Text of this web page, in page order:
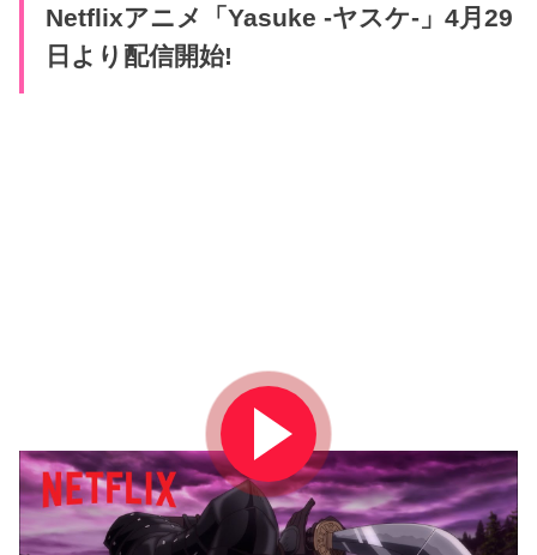
Netflixアニメ「Yasuke -ヤスケ-」4月29
日より配信開始!